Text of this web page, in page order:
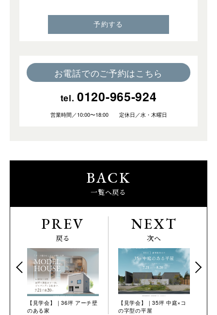
お電話でのご予約はこちら
tel.0120-965-924
営業時間／10:00〜18:00 定休日／水・木曜日
PREV
戻る
【見学会】｜36坪 アーチ壁
のある家
BACK
一覧へ戻る
【見学会】｜35坪 中庭×コ
の字型の平屋
NEXT
次へ